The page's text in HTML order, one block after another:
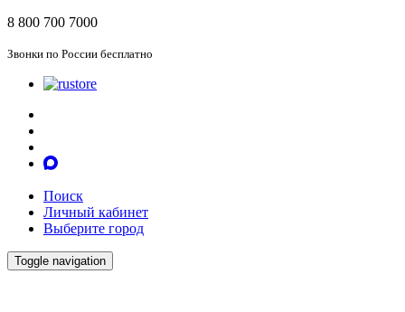
8 800 700 7000
Звонки по России бесплатно
Поиск
Личный кабинет
Выберите город
Toggle navigation